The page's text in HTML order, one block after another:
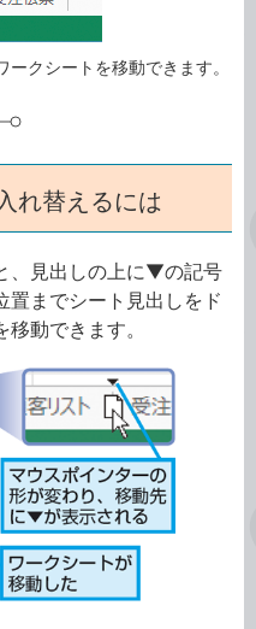
クシートを移動できます。
れ替えるには
、見出しの上に▼の記号
置までシート見出しをド
動できます。